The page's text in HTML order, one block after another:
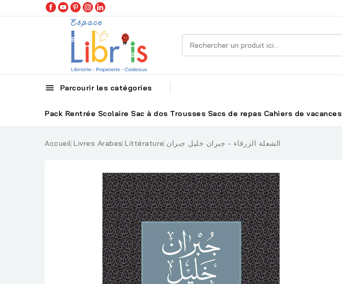
 Parcourir les catégories
Pack Rentrée Scolaire Sac à dos Trousses Sacs de repas Cahiers de vacances
Accueil Livres Arabes Littérature الشعلة الزرقاء - جبران خليل جبران